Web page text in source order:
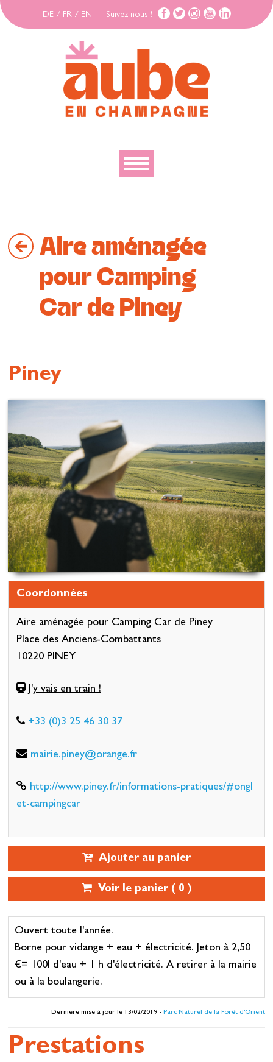
DE / FR / EN Suivez nous !
Bouger
Se restaurer
S’inspirer
Aire aménagée
pour Camping
Car de Piney
Piney
Coordonnées
Aire aménagée pour Camping Car de Piney
Place des Anciens-Combattants
10220 PINEY
J'y vais en train !
+33 (0)3 25 46 30 37
mairie.piney@orange.fr
http://www.piney.fr/informations-pratiques/#ongl
et-campingcar
Ajouter au panier
Voir le panier ( 0 )
Ouvert toute l'année.
Borne pour vidange + eau + électricité. Jeton à 2,50
€= 100l d'eau + 1 h d'électricité. A retirer à la mairie
ou à la boulangerie.
Dernière mise à jour le 13/02/2019 -Parc Naturel de la Forêt d'Orient
Prestations